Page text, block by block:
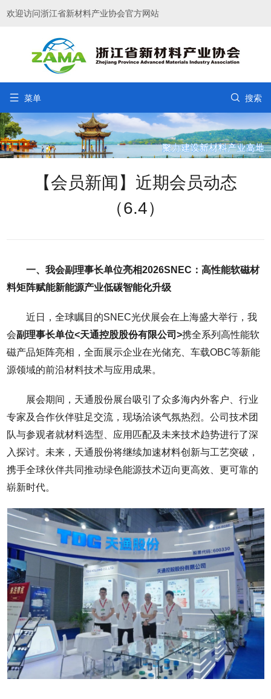
欢迎访问浙江省新材料产业协会官方网站
 菜单  搜索
【会员新闻】近期会员动态
（6.4）
一、我会副理事长单位亮相2026SNEC：高性能软磁材
料矩阵赋能新能源产业低碳智能化升级
近日，全球瞩目的SNEC光伏展会在上海盛大举行，我
会副理事长单位<天通控股股份有限公司>携全系列高性能软
磁产品矩阵亮相，全面展示企业在光储充、车载OBC等新能
源领域的前沿材料技术与应用成果。
展会期间，天通股份展台吸引了众多海内外客户、行业
专家及合作伙伴驻足交流，现场洽谈气氛热烈。公司技术团
队与参观者就材料选型、应用匹配及未来技术趋势进行了深
入探讨。未来，天通股份将继续加速材料创新与工艺突破，
携手全球伙伴共同推动绿色能源技术迈向更高效、更可靠的
崭新时代。